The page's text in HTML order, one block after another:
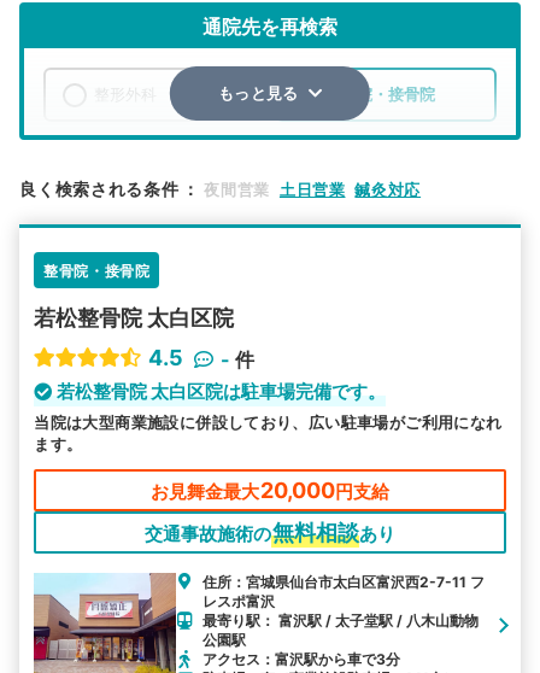
通院先を再検索
整骨院・接骨院
検索する
駅から探す 院名から探す
もっと見る
良く検索される条件 ： 夜間営業 土日営業 鍼灸対応
整骨院・接骨院
若松整骨院 太白区院
4.5
- 件
若松整骨院 太白区院は駐車場完備です。
当院は大型商業施設に併設しており、広い駐車場がご利用になれ
ます。
お見舞金最大20,000円支給
交通事故施術の無料相談あり
住所：宮城県仙台市太白区富沢西2-7-11 フ
レスポ富沢
最寄り駅： 富沢駅 / 太子堂駅 / 八木山動物
公園駅
アクセス：富沢駅から車で3分